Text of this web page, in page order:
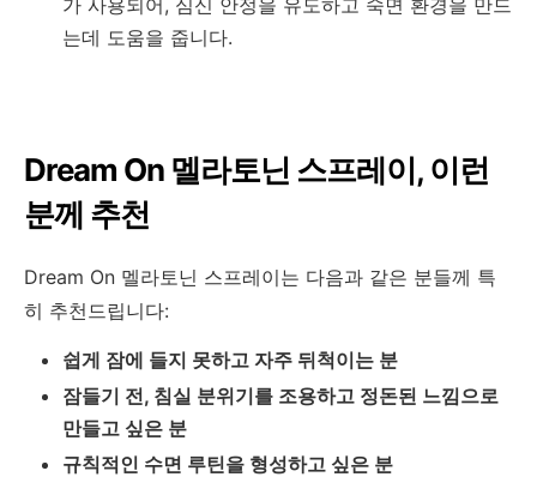
는데 도움을 줍니다.
Dream On 멜라토닌 스프레이, 이런
분께 추천
Dream On 멜라토닌 스프레이는 다음과 같은 분들께 특
히 추천드립니다:
쉽게 잠에 들지 못하고 자주 뒤척이는 분
잠들기 전, 침실 분위기를 조용하고 정돈된 느낌으로
만들고 싶은 분
규칙적인 수면 루틴을 형성하고 싶은 분